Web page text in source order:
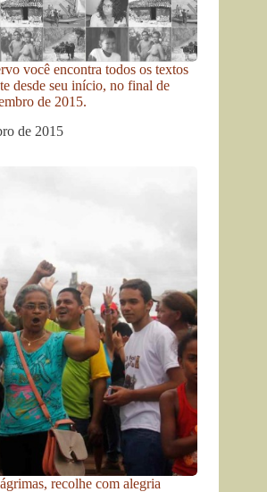
você encontra todos os textos
desde seu início, no final de
de 2015.
de 2015
recolhe com alegria